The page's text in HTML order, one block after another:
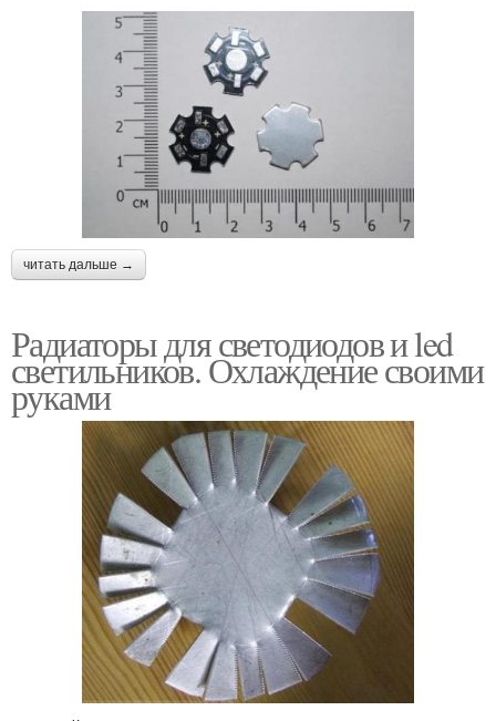
читать дальше →
Радиаторы для светодиодов и led
светильников. Охлаждение своими
руками